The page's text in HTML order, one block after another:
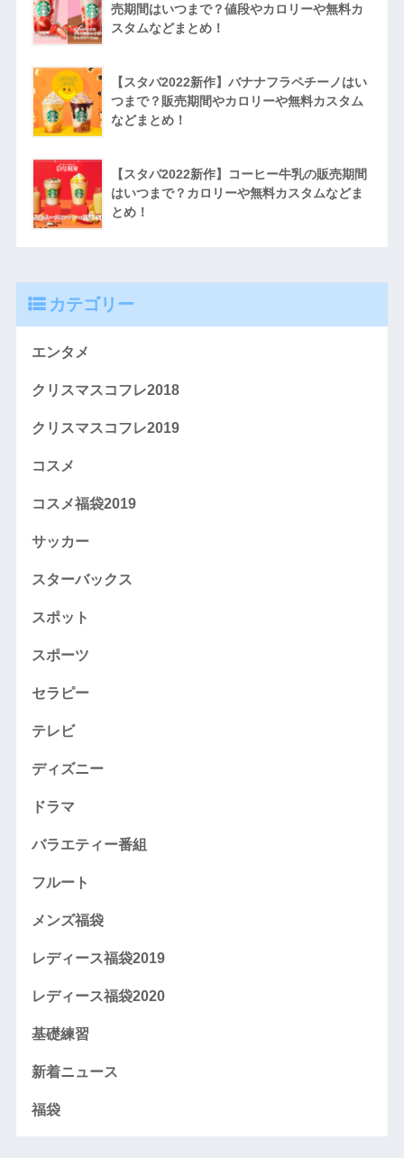
売期間はいつまで？値段やカロリーや無料カ
スタムなどまとめ！
【スタバ2022新作】バナナフラペチーノはい
つまで？販売期間やカロリーや無料カスタム
などまとめ！
【スタバ2022新作】コーヒー牛乳の販売期間
はいつまで？カロリーや無料カスタムなどま
とめ！
カテゴリー
エンタメ
クリスマスコフレ2018
クリスマスコフレ2019
コスメ
コスメ福袋2019
サッカー
スターバックス
スポット
スポーツ
セラピー
テレビ
ディズニー
ドラマ
バラエティー番組
フルート
メンズ福袋
レディース福袋2019
レディース福袋2020
基礎練習
新着ニュース
福袋